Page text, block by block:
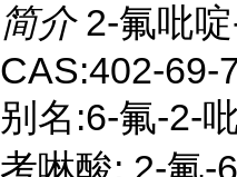
简介 2-氟吡
CAS:402-69-
别名:6-氟-2-
考啉酸; 2-氟-